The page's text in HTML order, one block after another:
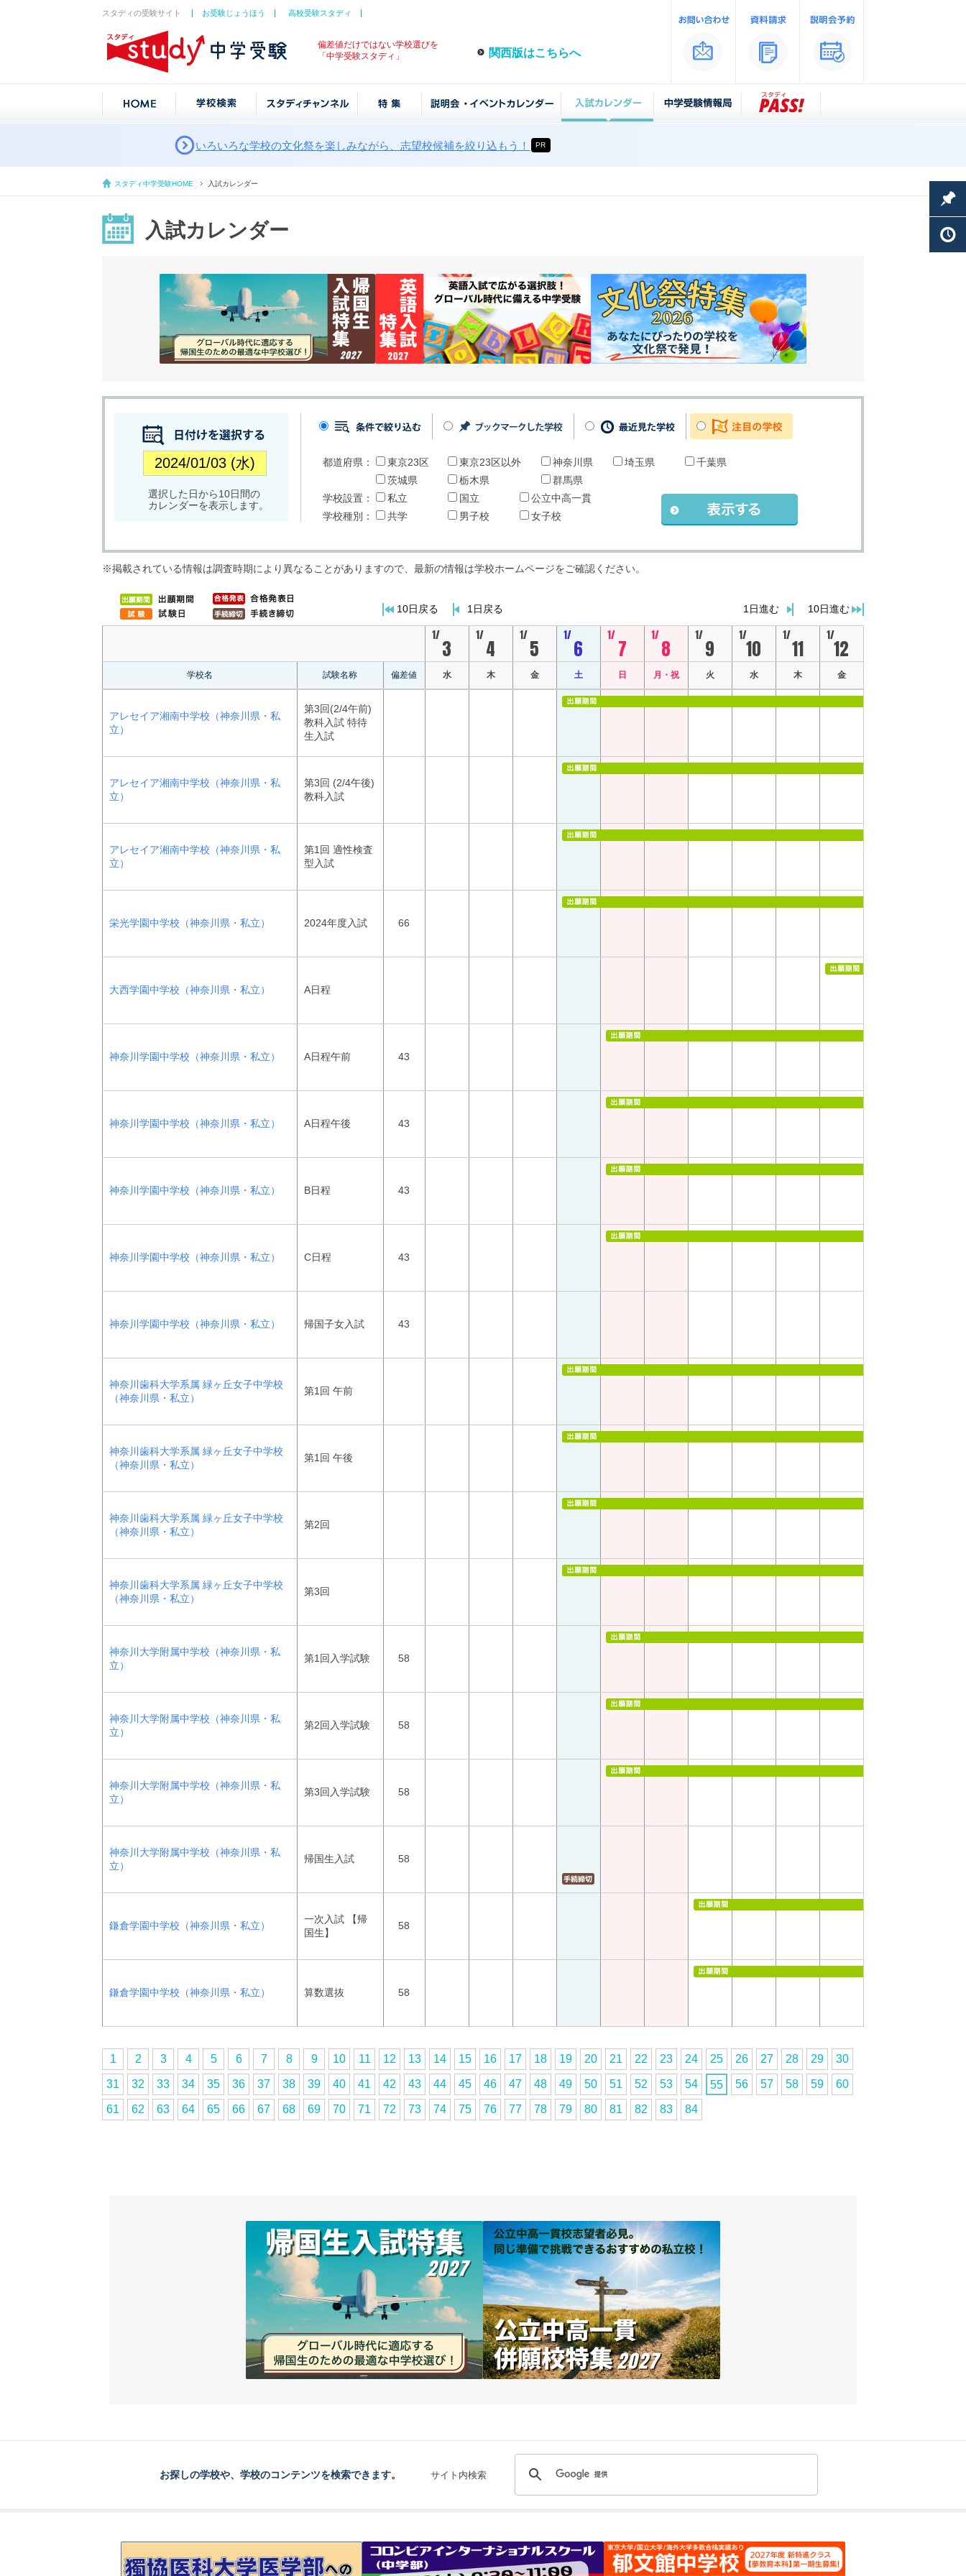
スタディの受験サイト お受験じょうほう 高校受験スタディ
偏差値だけではない学校選びを
「中学受験スタディ」
関西版はこちらへ
いろいろな学校の文化祭を楽しみながら、志望校候補を絞り込もう！ PR
スタディ中学受験HOME 入試カレンダー
入試カレンダー
選択した日から10日間の
カレンダーを表示します。
都道府県： 東京23区 東京23区以外 神奈川県 埼玉県
千葉県
茨城県
栃木県
群馬県
学校設置：
私立 国立
公立中高一貫
学校種別：
共学 男子校 女子校
※掲載されている情報は調査時期により異なることがありますので、最新の情報は学校ホームページをご確認ください。
10日戻る 1日戻る 10日進む
1日進む
1/
3
1/
4
1/
5
1/
6
1/
7
1/
8
1/
9
1/
10
1/
11
1/
12
学校名 試験名称 偏差値 水 木 金 土 日 月・祝 火 水 木 金
アレセイア湘南中学校（神奈川県・私
立）
第3回(2/4午前)
教科入試 特待
生入試
アレセイア湘南中学校（神奈川県・私
立）
第3回 (2/4午後)
教科入試
アレセイア湘南中学校（神奈川県・私
立）
第1回 適性検査
型入試
栄光学園中学校（神奈川県・私立） 2024年度入試 66
大西学園中学校（神奈川県・私立） A日程
神奈川学園中学校（神奈川県・私立） A日程午前 43
神奈川学園中学校（神奈川県・私立） A日程午後 43
神奈川学園中学校（神奈川県・私立） B日程 43
神奈川学園中学校（神奈川県・私立） C日程 43
神奈川学園中学校（神奈川県・私立） 帰国子女入試 43
神奈川歯科大学系属 緑ヶ丘女子中学校
（神奈川県・私立）
第1回 午前
神奈川歯科大学系属 緑ヶ丘女子中学校
（神奈川県・私立）
第1回 午後
神奈川歯科大学系属 緑ヶ丘女子中学校
（神奈川県・私立）
第2回
神奈川歯科大学系属 緑ヶ丘女子中学校
（神奈川県・私立）
第3回
神奈川大学附属中学校（神奈川県・私
立）
第1回入学試験 58
神奈川大学附属中学校（神奈川県・私
立）
第2回入学試験 58
神奈川大学附属中学校（神奈川県・私
立）
第3回入学試験 58
神奈川大学附属中学校（神奈川県・私
立）
帰国生入試 58
鎌倉学園中学校（神奈川県・私立）
一次入試 【帰
国生】
58
鎌倉学園中学校（神奈川県・私立） 算数選抜 58
1 2 3 4 5 6 7 8 9 10 11 12 13 14 15 16 17 18 19 20 21 22 23 24 25 26 27 28 29 30
31 32 33 34 35 36 37 38 39 40 41 42 43 44 45 46 47 48 49 50 51 52 53 54 55 56 57 58 59 60
61 62 63 64 65 66 67 68 69 70 71 72 73 74 75 76 77 78 79 80 81 82 83 84
お探しの学校や、学校のコンテンツを検索できます。 サイト内検索